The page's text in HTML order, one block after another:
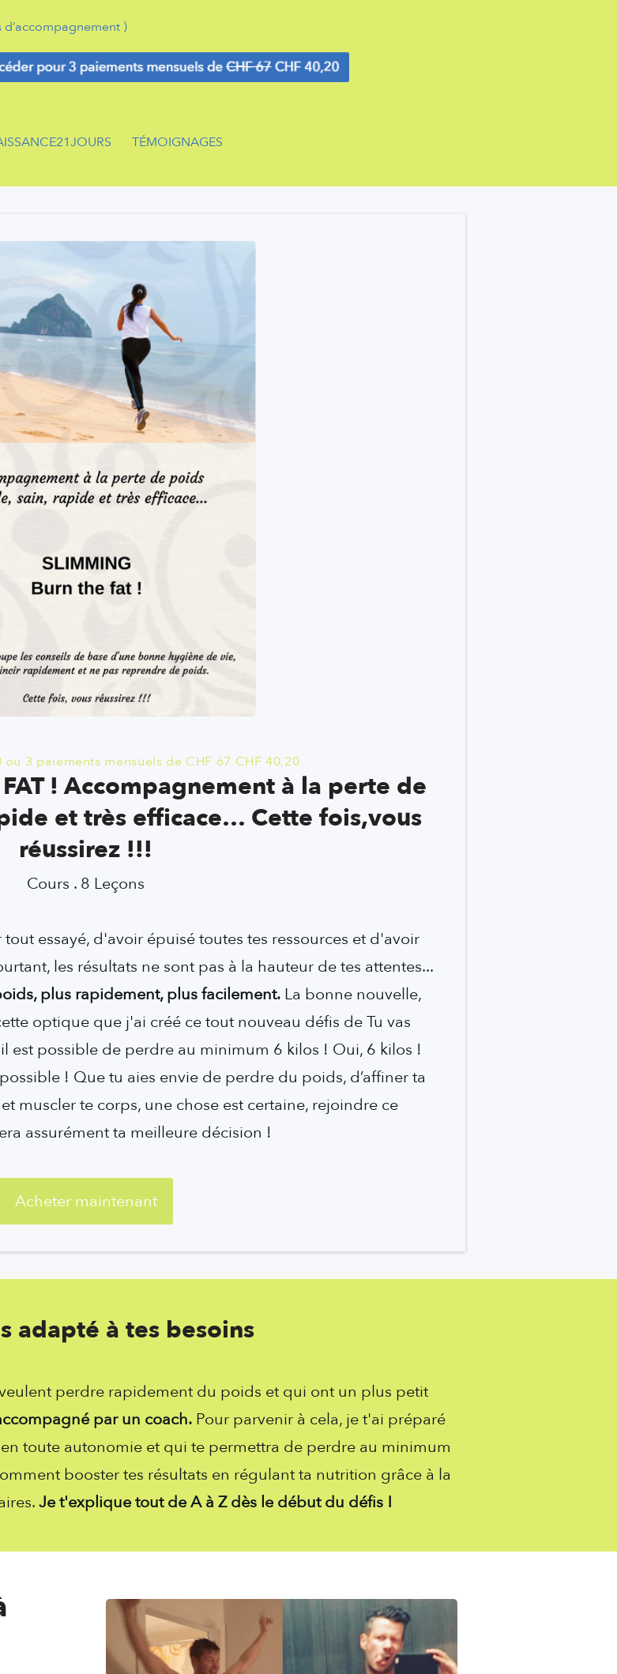
)
TÉMOIGNAGES
3 paiements mensuels de CHF 67 CHF 40,20
! Accompagnement à la perte de
et très efficace… Cette fois,vous
réussirez !!!
Cours . 8 Leçons
essayé, d'avoir épuisé toutes tes ressources et d'avoir
les résultats ne sont pas à la hauteur de tes attentes...
plus rapidement, plus facilement. La bonne nouvelle,
optique que j'ai créé ce tout nouveau défis de Tu vas
possible de perdre au minimum 6 kilos ! Oui, 6 kilos !
! Que tu aies envie de perdre du poids, d’affiner ta
muscler te corps, une chose est certaine, rejoindre ce
assurément ta meilleure décision !
Acheter maintenant
adapté à tes besoins
perdre rapidement du poids et qui ont un plus petit
par un coach. Pour parvenir à cela, je t'ai préparé
toute autonomie et qui te permettra de perdre au minimum
booster tes résultats en régulant ta nutrition grâce à la
Je t'explique tout de A à Z dès le début du défis !